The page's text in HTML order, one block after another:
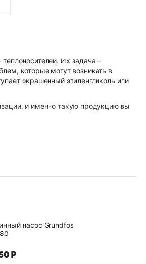
Их задача –
которые могут возникать в
окрашенный этиленгликоль или
и именно такую продукцию вы
ресурсов, поскольку:
насос Grundfos
Р